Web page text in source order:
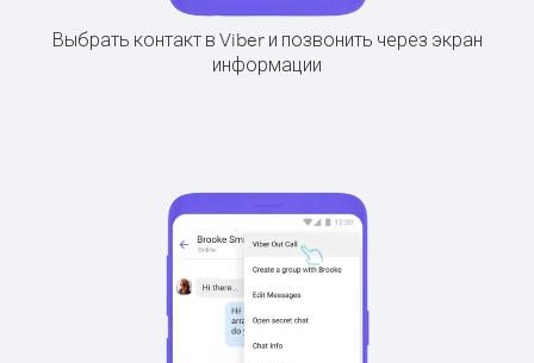
Выбрать контакт в Viber и позвонить через экран
информации